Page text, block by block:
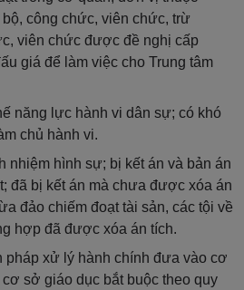
công chức, viên chức, trừ
viên chức được đề nghị cấp
giá để làm việc cho Trung tâm
năng lực hành vi dân sự; có khó
chủ hành vi.
nhiệm hình sự; bị kết án và bản án
đã bị kết án mà chưa được xóa án
đảo chiếm đoạt tài sản, các tội về
hợp đã được xóa án tích.
pháp xử lý hành chính đưa vào cơ
sở giáo dục bắt buộc theo quy